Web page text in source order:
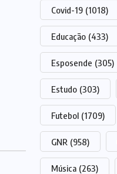
Covid-19 (1018)
Educação (433)
Esposende (305)
Estudo (303)
Futebol (1709)
GNR (958)
Música (263)